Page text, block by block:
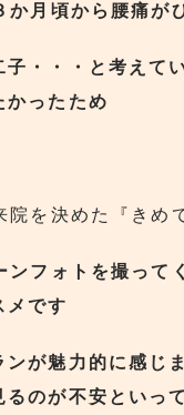
か月頃から腰痛が
子・・・と考えて
かったため
院を決めた『きめ
ンフォトを撮って
メです
ンが魅力的に感じ
のが不安といっ